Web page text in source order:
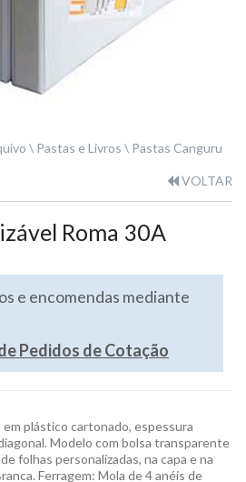
Pastas e Livros Pastas Canguru
VOLTAR
Roma 30A
e encomendas mediante
Pedidos de Cotação
plástico cartonado, espessura
Modelo com bolsa transparente
folhas personalizadas, na capa e na
Ferragem: Mola de 4 anéis de